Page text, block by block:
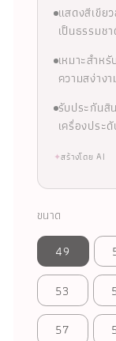
แสดงสีเขีย
เป็นธรรมช
เหมาะสำห
ความสง่าง
รับประกันสิ
เครื่องประ
✦สร้างโดย AI
ขนาด
49
53
57